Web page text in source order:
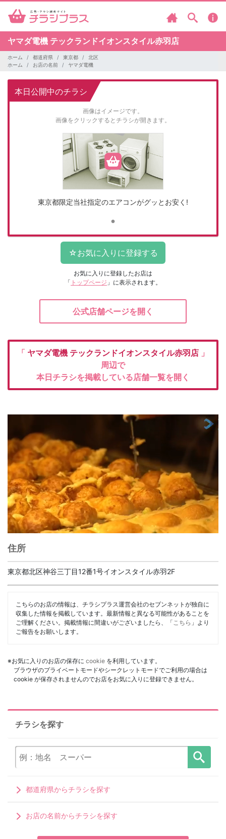
ヤマダ電機 テックランドイオンスタイル赤羽店
ホーム 都道府県 東京都
北区
ホーム
お店の名前 ヤマダ電機
本日公開中のチラシ
画像はイメージです。
画像をクリックするとチラシが開きます。
東京都限定当社指定のエアコンがグッとお安く!
お気に入りに登録したお店は
「 トップページ 」に表示されます。
公式店舗ページを開く
「 ヤマダ電機 テックランドイオンスタイル赤羽店 」
周辺で
本日チラシを掲載している店舗一覧を開く
住所
東京都北区神谷三丁目12番1号イオンスタイル赤羽2F
こちらのお店の情報は、チラシプラス運営会社のセブンネットが独自に
収集した情報を掲載しています。最新情報と異なる可能性があることを
ご理解ください。掲載情報に間違いがございましたら、「 こちら 」より
ご報告をお願いします。
※お気に入りのお店の保存に cookie を利用しています。
ブラウザのプライベートモードやシークレットモードでご利用の場合は
cookie が保存されませんのでお店をお気に入りに登録できません。
チラシを探す
都道府県からチラシを探す
お店の名前からチラシを探す